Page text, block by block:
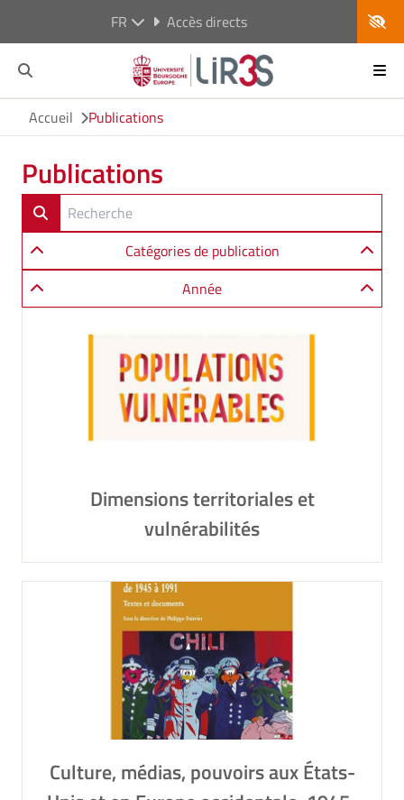
FR Accès directs
Accueil Publications
Publications
Catégories de publication
Année
Dimensions territoriales et
vulnérabilités
Culture, médias, pouvoirs aux États-